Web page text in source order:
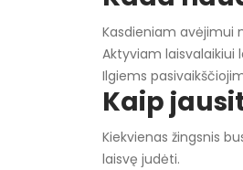
Kasdieniam avėjimui
Aktyviam laisvalaikiui
Ilgiems
Kaip
Kiekvienas žingsnis
laisvę judėti.